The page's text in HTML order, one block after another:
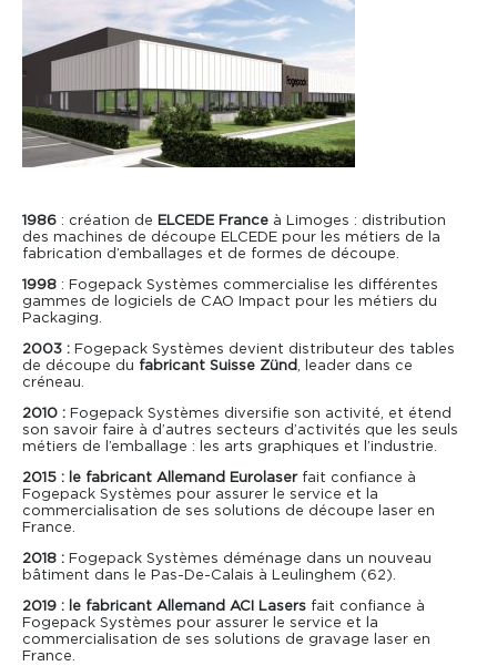
Consommables
Formations
Reconditionnement
Actualités
1986 : création de ELCEDE France à Limoges : distribution
des machines de découpe ELCEDE pour les métiers de la
fabrication d’emballages et de formes de découpe.
1998 : Fogepack Systèmes commercialise les différentes
gammes de logiciels de CAO Impact pour les métiers du
Packaging.
2003 : Fogepack Systèmes devient distributeur des tables
de découpe du fabricant Suisse Zünd , leader dans ce
créneau.
2010 : Fogepack Systèmes diversifie son activité, et étend
son savoir faire à d’autres secteurs d’activités que les seuls
métiers de l’emballage : les arts graphiques et l’industrie.
2015 : le fabricant Allemand Eurolaserfait confiance à
Fogepack Systèmes pour assurer le service et la
commercialisation de ses solutions de découpe laser en
France.
2018 : Fogepack Systèmes déménage dans un nouveau
bâtiment dans le Pas-De-Calais à Leulinghem (62).
2019 : le fabricant Allemand ACI Lasers fait confiance à
Fogepack Systèmes pour assurer le service et la
commercialisation de ses solutions de gravage laser en
France.